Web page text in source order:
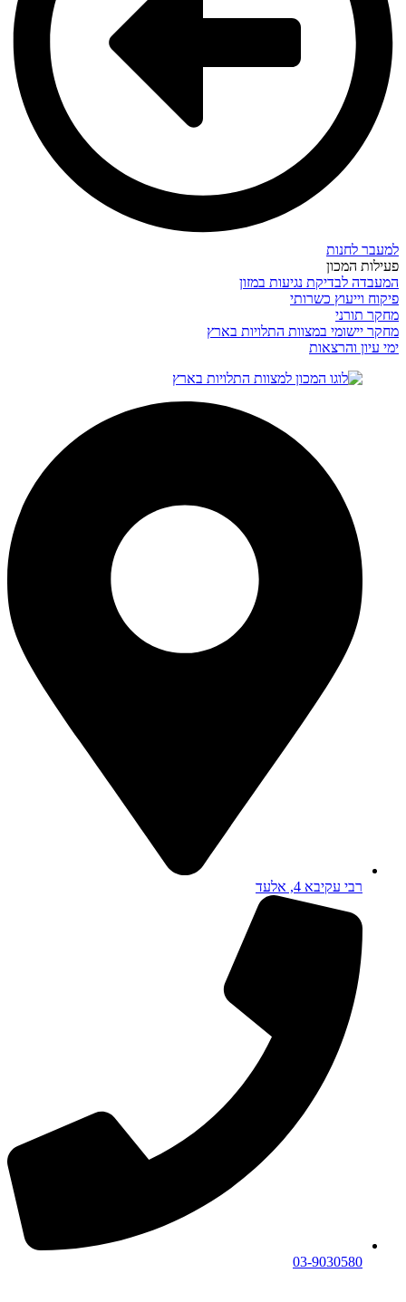
למעבר לחנות
פעילות המכון
המעבדה לבדיקת נגיעות במזון
פיקוח וייעוץ כשרותי
מחקר תורני
מחקר יישומי במצוות התלויות בארץ
ימי עיון והרצאות
רבי עקיבא 4, אלעד
03-9030580